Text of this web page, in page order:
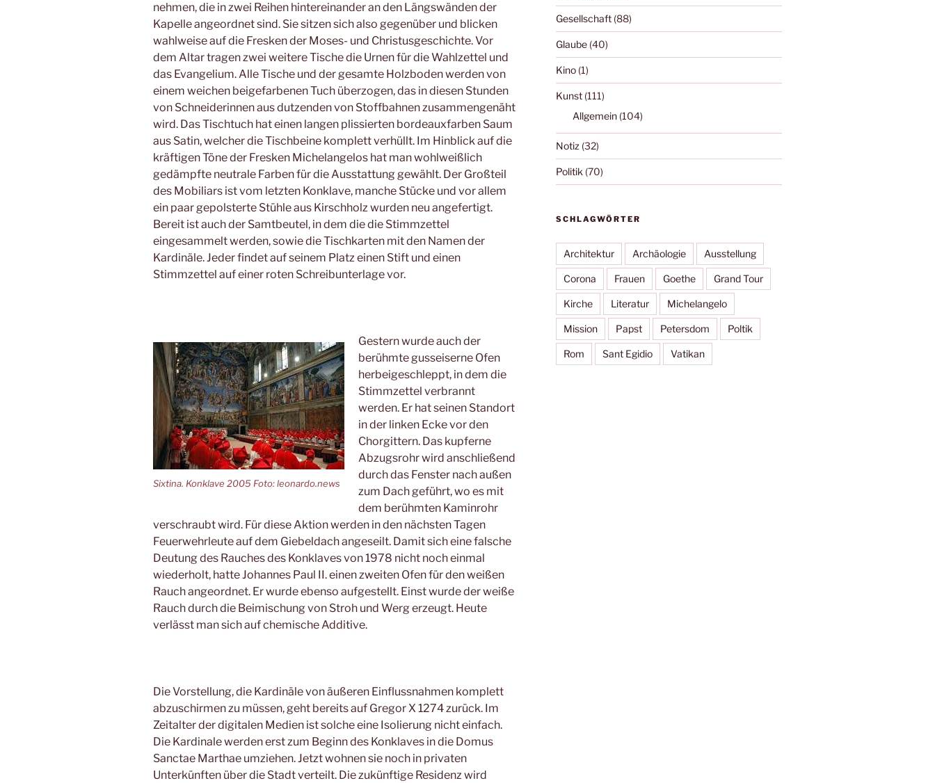
nehmen, die in zwei Reihen hintereinander an den Längswänden der
Kapelle angeordnet sind. Sie sitzen sich also gegenüber und blicken
wahlweise auf die Fresken der Moses- und Christusgeschichte. Vor
dem Altar tragen zwei weitere Tische die Urnen für die Wahlzettel und
das Evangelium. Alle Tische und der gesamte Holzboden werden von
einem weichen beigefarbenen Tuch überzogen, das in diesen Stunden
von Schneiderinnen aus dutzenden von Stoffbahnen zusammengenäht
wird. Das Tischtuch hat einen langen plissierten bordeauxfarben Saum
aus Satin, welcher die Tischbeine komplett verhüllt. Im Hinblick auf die
kräftigen Töne der Fresken Michelangelos hat man wohlweißlich
gedämpfte neutrale Farben für die Ausstattung gewählt. Der Großteil
des Mobiliars ist vom letzten Konklave, manche Stücke und vor allem
ein paar gepolsterte Stühle aus Kirschholz wurden neu angefertigt.
Bereit ist auch der Samtbeutel, in dem die die Stimmzettel
eingesammelt werden, sowie die Tischkarten mit den Namen der
Kardinäle. Jeder findet auf seinem Platz einen Stift und einen
Stimmzettel auf einer roten Schreibunterlage vor.
Sixtina. Konklave 2005 Foto: leonardo.news
Gestern wurde auch der
berühmte gusseiserne Ofen
herbeigeschleppt, in dem die
Stimmzettel verbrannt
werden. Er hat seinen Standort
in der linken Ecke vor den
Chorgittern. Das kupferne
Abzugsrohr wird anschließend
durch das Fenster nach außen
zum Dach geführt, wo es mit
dem berühmten Kaminrohr
verschraubt wird. Für diese Aktion werden in den nächsten Tagen
Feuerwehrleute auf dem Giebeldach angeseilt. Damit sich eine falsche
Deutung des Rauches des Konklaves von 1978 nicht noch einmal
wiederholt, hatte Johannes Paul II. einen zweiten Ofen für den weißen
Rauch angeordnet. Er wurde ebenso aufgestellt. Einst wurde der weiße
Rauch durch die Beimischung von Stroh und Werg erzeugt. Heute
verlässt man sich auf chemische Additive.
Die Vorstellung, die Kardinäle von äußeren Einflussnahmen komplett
abzuschirmen zu müssen, geht bereits auf Gregor X 1274 zurück. Im
Zeitalter der digitalen Medien ist solche eine Isolierung nicht einfach.
Die Kardinale werden erst zum Beginn des Konklaves in die Domus
Sanctae Marthae umziehen. Jetzt wohnen sie noch in privaten
Unterkünften über die Stadt verteilt. Die zukünftige Residenz wird
Gesellschaft(88)
Glaube(40)
Kino(1)
Kunst(111)
Allgemein(104)
Notiz (32)
Politik (70)
SCHLAGWÖRTER
Architektur Archäologie Ausstellung
Corona Frauen Goethe Grand Tour
Kirche Literatur Michelangelo
Mission Papst Petersdom Poltik
Rom Sant Egidio Vatikan